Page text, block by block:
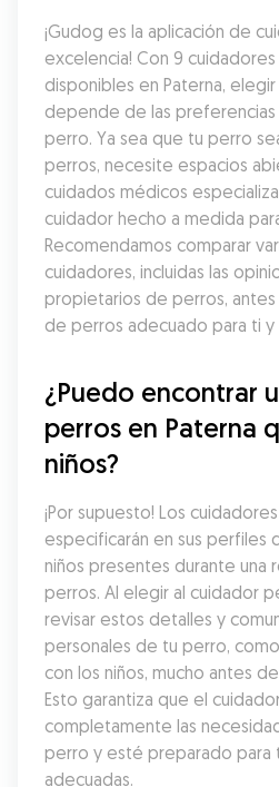
¡Gudog es la aplicación de
excelencia! Con 9
disponibles en Paterna,
depende de las
perro. Ya sea que tu perro
perros, necesite espacios
cuidados médicos
cuidador hecho a medida
Recomendamos comparar
cuidadores, incluidas las
propietarios de perros,
de perros adecuado para ti
¿Puedo encontrar
perros en Paterna
niños?
¡Por supuesto! Los
especificarán en sus perfiles
niños presentes durante una
perros. Al elegir al cuidador
revisar estos detalles y
personales de tu perro,
con los niños, mucho antes
Esto garantiza que el
completamente las
perro y esté preparado para
adecuadas.